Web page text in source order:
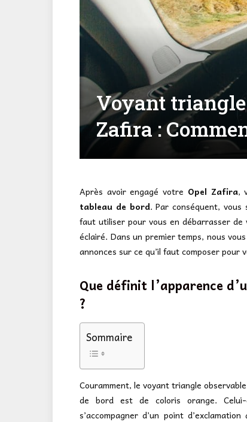
Voyant
Zafira :
Après avoir engagé votre Opel Zafira,
tableau de bord. Par conséquent,
faut utiliser pour vous en débarrasser de
éclairé. Dans un premier temps, nous
annonces sur ce qu’il faut composer pour
Que définit l’apparence
?
Sommaire
Couramment, le voyant triangle
de bord est de coloris orange.
s’accompagner d’un point